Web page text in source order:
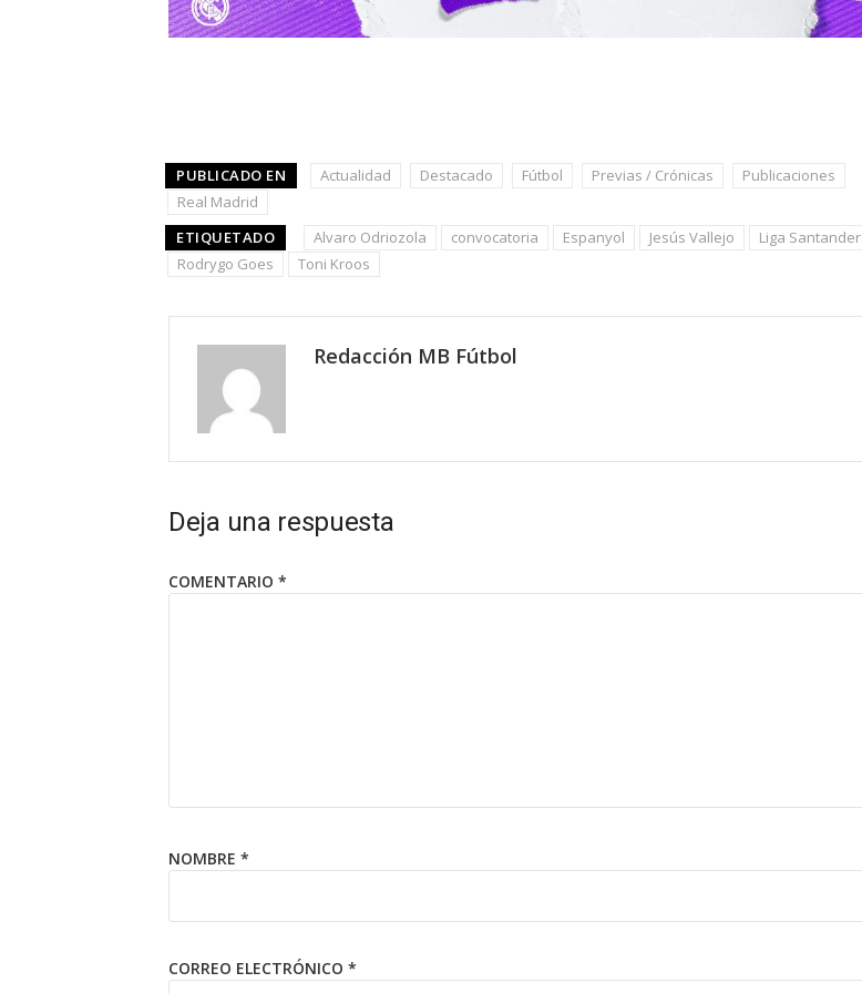
PUBLICADO EN Actualidad Destacado Fútbol Previas / Crónicas
Publicaciones
Real Madrid
ETIQUETADO
Alvaro Odriozola convocatoria Espanyol Jesús Vallejo
Liga Santander
Rodrygo Goes
Toni Kroos
Redacción MB Fútbol
Deja una respuesta
COMENTARIO *
NOMBRE *
CORREO ELECTRÓNICO *